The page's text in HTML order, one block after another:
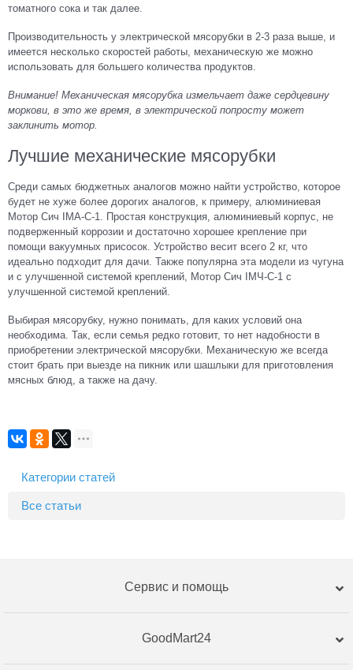
томатного сока и так далее.
Производительность у электрической мясорубки в 2-3 раза выше, и
имеется несколько скоростей работы, механическую же можно
использовать для большего количества продуктов.
Внимание! Механическая мясорубка измельчает даже сердцевину
моркови, в это же время, в электрической попросту может
заклинить мотор.
Лучшие механические мясорубки
Среди самых бюджетных аналогов можно найти устройство, которое
будет не хуже более дорогих аналогов, к примеру, алюминиевая
Мотор Сич IМА-С-1. Простая конструкция, алюминиевый корпус, не
подверженный коррозии и достаточно хорошее крепление при
помощи вакуумных присосок. Устройство весит всего 2 кг, что
идеально подходит для дачи. Также популярна эта модели из чугуна
и с улучшенной системой креплений, Мотор Сич IМЧ-С-1 с
улучшенной системой креплений.
Выбирая мясорубку, нужно понимать, для каких условий она
необходима. Так, если семья редко готовит, то нет надобности в
приобретении электрической мясорубки. Механическую же всегда
стоит брать при выезде на пикник или шашлыки для приготовления
мясных блюд, а также на дачу.
Категории статей
Все статьи
Сервис и помощь
GoodMart24